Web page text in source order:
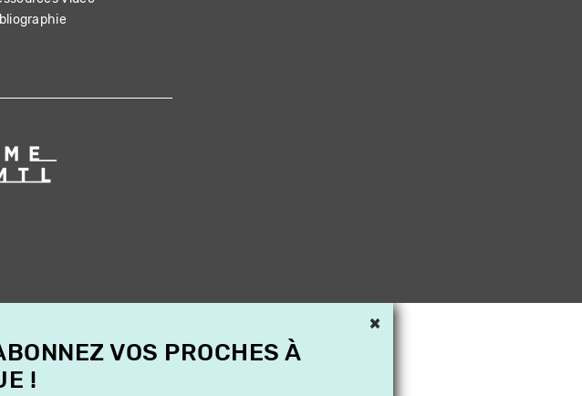
×
VOS PROCHES À
!